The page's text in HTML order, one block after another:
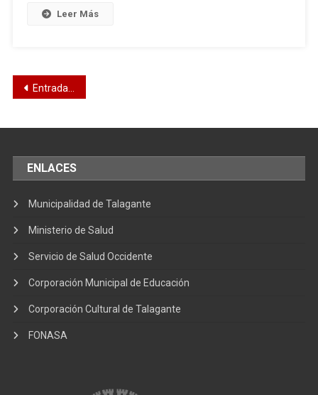
Leer Más
Entradas anteriores
ENLACES
Municipalidad de Talagante
Ministerio de Salud
Servicio de Salud Occidente
Corporación Municipal de Educación
Corporación Cultural de Talagante
FONASA